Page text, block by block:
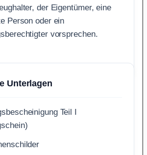
der Eigentümer, eine
Person oder ein
vorsprechen.
Unterlagen
Teil I